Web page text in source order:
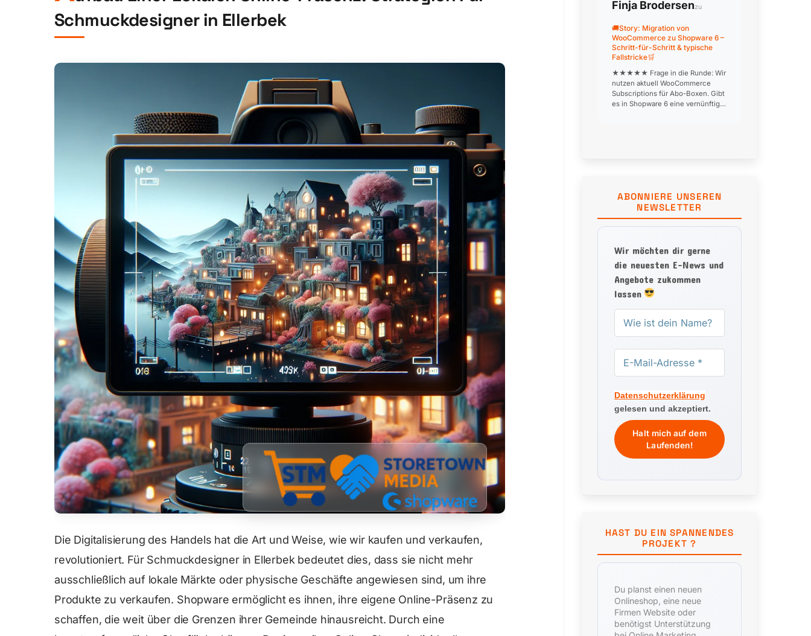
Schmuckdesigner in Ellerbek
Die Digitalisierung des Handels hat die Art und Weise, wie wir kaufen und verkaufen,
revolutioniert. Für Schmuckdesigner in Ellerbek bedeutet dies, dass sie nicht mehr
ausschließlich auf lokale Märkte oder physische Geschäfte angewiesen sind, um ihre
Produkte zu verkaufen. Shopware ermöglicht es ihnen, ihre eigene Online-Präsenz zu
schaffen, die weit über die Grenzen ihrer Gemeinde hinausreicht. Durch eine
Finja Brodersenzu
🚚Story: Migration von
WooCommerce zu Shopware 6 –
Schritt-für-Schritt & typische
Fallstricke🛒
★★★★★ Frage in die Runde: Wir
nutzen aktuell WooCommerce
Subscriptions für Abo-Boxen. Gibt
es in Shopware 6 eine vernünftige
ABONNIERE UNSEREN
NEWSLETTER
Wir möchten dir gerne
die neuesten E-News und
Angebote zukommen
lassen
Datenschutzerklärung
gelesen und akzeptiert.
HAST DU EIN SPANNENDES
PROJEKT ?
Du planst einen neuen
Onlineshop, eine neue
Firmen Website oder
benötigst Unterstützung